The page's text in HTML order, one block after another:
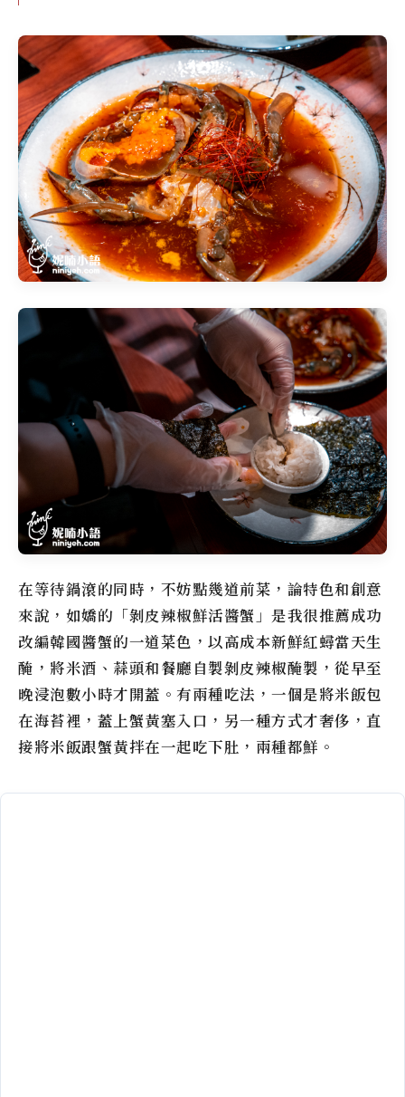
在等待鍋滾的同時，不妨點幾道前菜，論特色和創意
來說， 如嬌的「剝皮辣椒鮮活醬蟹 」是我很推薦成功
改編韓國醬蟹的一道菜色，以高成本新鮮紅蟳當天生
醃，將米酒、蒜頭和餐廳自製剝皮辣椒醃製，從早至
晚浸泡數小時才開蓋。有兩種吃法，一個是將米飯包
在海苔裡，蓋上蟹黃塞入口，另一種方式才奢侈，直
接將米飯跟蟹黃拌在一起吃下肚，兩種都鮮。